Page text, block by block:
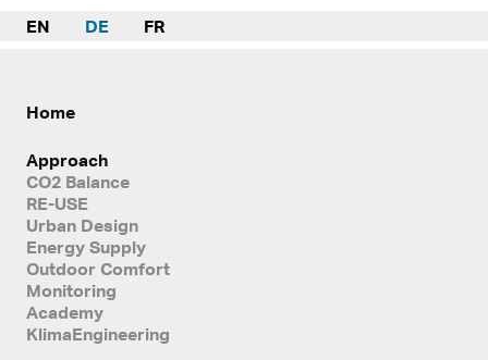
EN DE FR
Home
Approach
CO2 Balance
RE-USE
Urban Design
Energy Supply
Outdoor Comfort
Monitoring
Academy
KlimaEngineering